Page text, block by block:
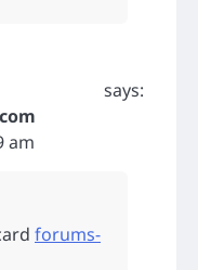
says:
am
forums-